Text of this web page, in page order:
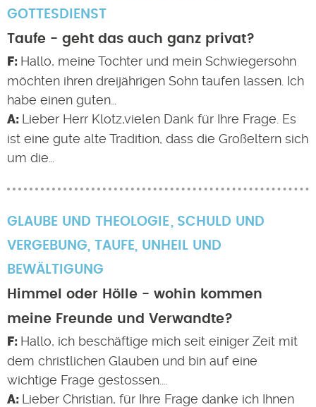
GOTTESDIENST
Taufe - geht das auch ganz privat?
Hallo, meine Tochter und mein Schwiegersohn
möchten ihren dreijährigen Sohn taufen lassen. Ich
habe einen guten…
Lieber Herr Klotz,vielen Dank für Ihre Frage. Es
ist eine gute alte Tradition, dass die Großeltern sich
um die…
GLAUBE UND THEOLOGIE
SCHULD UND
VERGEBUNG, TAUFE, UNHEIL UND
BEWÄLTIGUNG
Himmel oder Hölle - wohin kommen
meine Freunde und Verwandte?
Hallo, ich beschäftige mich seit einiger Zeit mit
dem christlichen Glauben und bin auf eine
wichtige Frage gestossen.…
Lieber Christian, für Ihre Frage danke ich Ihnen